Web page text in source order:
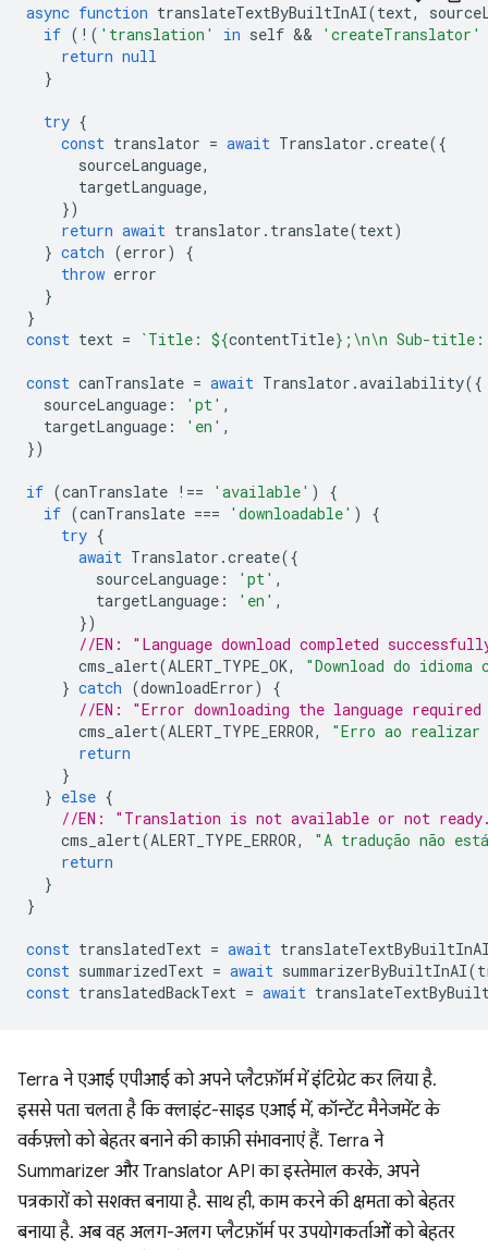
async function translateTextByBuiltInAI(text,
if ( ! ( 'translation' in self &&
'createTranslator'
return null
}
try {
const translator = await Translator .create({
sourceLanguage,
targetLanguage,
})
return await translator . translate(text)
} catch (error)
{
throw error
}
}
const text = `Title: ${contentTitle} ;\n\n Sub-
const canTranslate = await Translator .availability({
sourceLanguage : 'pt' ,
targetLanguage : 'en' ,
})
if (canTranslate !== 'available' )
{
if (canTranslate === 'downloadable' )
{
try {
await Translator .create({
sourceLanguage : 'pt' ,
targetLanguage : 'en' ,
})
//EN: "Language download completed
cms_alert(ALERT_TYPE_OK,
"Download do idioma
} catch (downloadError)
{
//EN: "Error downloading the language
cms_alert(ALERT_TYPE_ERROR,
"Erro ao realizar
return
}
} else {
//EN: "Translation is not available or not
cms_alert(ALERT_TYPE_ERROR,
"A tradução não
return
}
}
const translatedText = await
const summarizedText = await summarizerByBuiltInAI(
const translatedBackText = await
Terra ने एआई एपीआई को अपने प्लैटफ़ॉर्म में इंटिग्रेट कर लिया है.
इससे पता चलता है कि क्लाइंट-साइड एआई में, कॉन्टेंट मैनेजमेंट के
वर्कफ़्लो को बेहतर बनाने की काफ़ी संभावनाएं हैं. Terra ने
Summarizer और Translator API का इस्तेमाल करके, अपने
पत्रकारों को सशक्त बनाया है. साथ ही, काम करने की क्षमता को बेहतर
बनाया है. अब वह अलग-अलग प्लैटफ़ॉर्म पर उपयोगकर्ताओं को बेहतर